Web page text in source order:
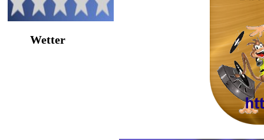
Wetter